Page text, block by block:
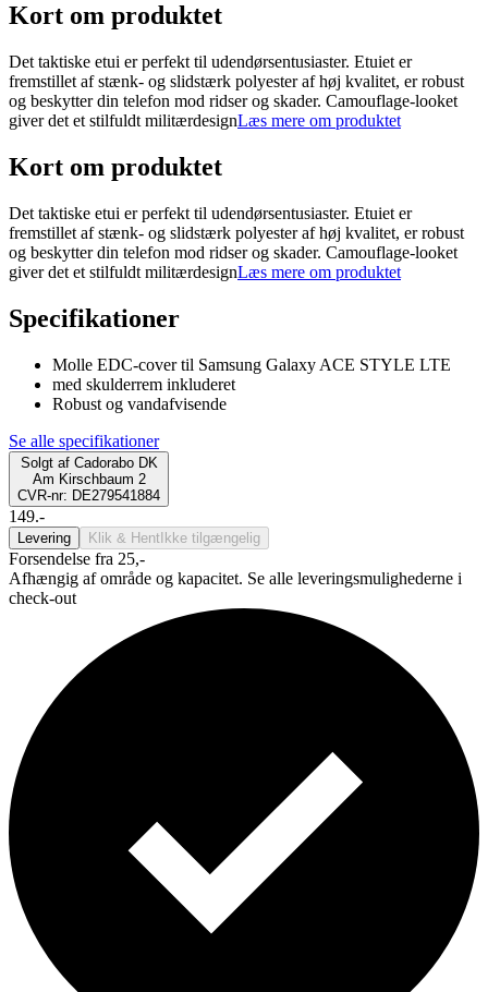
Kort om produktet
Det taktiske etui er perfekt til udendørsentusiaster. Etuiet er
fremstillet af stænk- og slidstærk polyester af høj kvalitet, er robust
og beskytter din telefon mod ridser og skader. Camouflage-looket
giver det et stilfuldt militærdesignLæs mere om produktet
Kort om produktet
Det taktiske etui er perfekt til udendørsentusiaster. Etuiet er
fremstillet af stænk- og slidstærk polyester af høj kvalitet, er robust
og beskytter din telefon mod ridser og skader. Camouflage-looket
giver det et stilfuldt militærdesignLæs mere om produktet
Specifikationer
Molle EDC-cover til Samsung Galaxy ACE STYLE LTE
med skulderrem inkluderet
Robust og vandafvisende
Se alle specifikationer
Solgt af Cadorabo DK
Am Kirschbaum 2
CVR-nr: DE279541884
149.-
Levering Klik & Hent Ikke tilgængelig
Forsendelse fra 25,-
Afhængig af område og kapacitet. Se alle leveringsmulighederne i
check-out